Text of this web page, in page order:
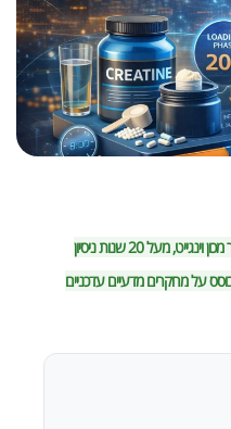
, מאמן כושר מוסמך בוגר מכון וינגייט, מעל 20 שנות ניסיון
על מחקרים מדעיים עדכניים